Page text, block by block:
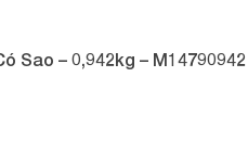
Sao – 0,942kg – M14790942